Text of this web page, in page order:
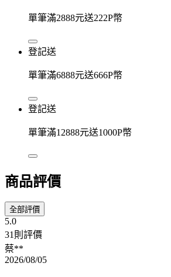
單筆滿2888元送222P幣
登記送
單筆滿6888元送666P幣
登記送
單筆滿12888元送1000P幣
商品評價
全部評價
5.0
31則評價
蔡**
2026/08/05